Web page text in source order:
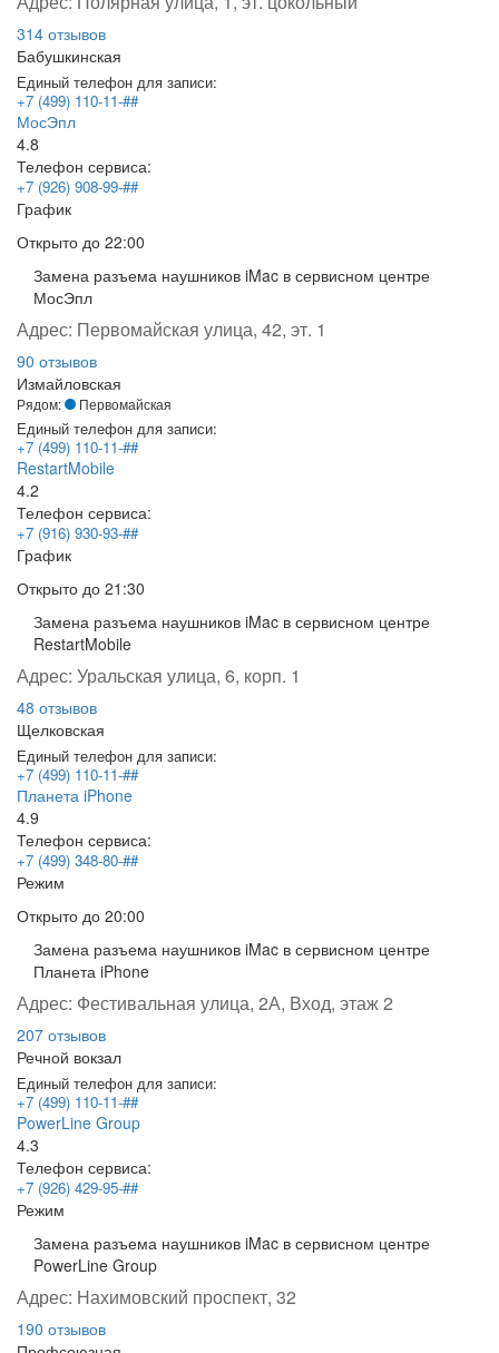
314 отзывов
Бабушкинская
Единый телефон для записи:
+7 (499) 110-11-##
МосЭпл
4.8
Телефон сервиса:
+7 (926) 908-99-##
График
Открыто до 22:00
Замена разъема наушников iMac в сервисном центре
МосЭпл
Адрес: Первомайская улица, 42, эт. 1
90 отзывов
Измайловская
Рядом: Первомайская
Единый телефон для записи:
+7 (499) 110-11-##
RestartMobile
4.2
Телефон сервиса:
+7 (916) 930-93-##
График
Открыто до 21:30
Замена разъема наушников iMac в сервисном центре
RestartMobile
Адрес: Уральская улица, 6, корп. 1
48 отзывов
Щелковская
Единый телефон для записи:
+7 (499) 110-11-##
Планета iPhone
4.9
Телефон сервиса:
+7 (499) 348-80-##
Режим
Открыто до 20:00
Замена разъема наушников iMac в сервисном центре
Планета iPhone
Адрес: Фестивальная улица, 2А, Вход, этаж 2
207 отзывов
Речной вокзал
Единый телефон для записи:
+7 (499) 110-11-##
PowerLine Group
4.3
Телефон сервиса:
+7 (926) 429-95-##
Режим
Замена разъема наушников iMac в сервисном центре
PowerLine Group
Адрес: Нахимовский проспект, 32
190 отзывов